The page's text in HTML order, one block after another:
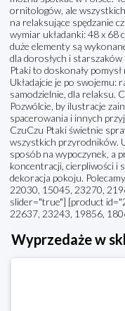
ornitologów, ale
na relaksujące spędzanie
wymiar układanki: 48 x 68
duże elementy są
dla dorosłych i
Ptaki to doskonały
Układajcie je po swojemu:
samodzielnie, dla relaksu.
Pozwólcie, by ilustracje
spacerowania i innych
CzuCzu Ptaki świetnie
wszystkich przyrodników.
sposób na wypoczynek, a
koncentracji, cierpliwości i
dekoracja pokoju.
22030, 15045, 23270,
slider="true"] [product
22637, 23243, 19856,
Wyprzedaże w